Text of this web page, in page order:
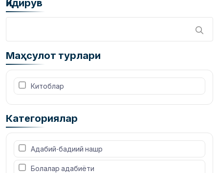
Қидирув
Маҳсулот турлари
Китоблар
Категориялар
Адабий-бадиий нашр
Болалар адабиёти